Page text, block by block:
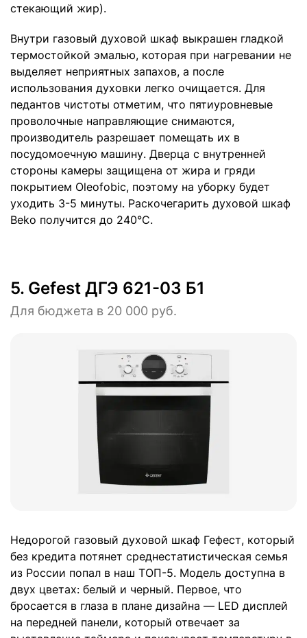
стекающий жир).
Внутри газовый духовой шкаф выкрашен гладкой
термостойкой эмалью, которая при нагревании не
выделяет неприятных запахов, а после
использования духовки легко очищается. Для
педантов чистоты отметим, что пятиуровневые
проволочные направляющие снимаются,
производитель разрешает помещать их в
посудомоечную машину. Дверца с внутренней
стороны камеры защищена от жира и гряди
покрытием Oleofobic, поэтому на уборку будет
уходить 3-5 минуты. Раскочегарить духовой шкаф
Beko получится до 240°С.
5. Gefest ДГЭ 621-03 Б1
Для бюджета в 20 000 руб.
Недорогой газовый духовой шкаф Гефест, который
без кредита потянет среднестатистическая семья
из России попал в наш ТОП-5. Модель доступна в
двух цветах: белый и черный. Первое, что
бросается в глаза в плане дизайна — LED дисплей
на передней панели, который отвечает за